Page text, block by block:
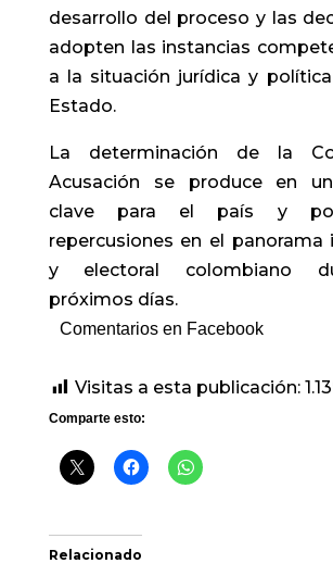
desarrollo del proceso y las
adopten las instancias
a la situación jurídica y
Estado.
La determinación de la
Acusación se produce en
clave para el país y
repercusiones en el panorama
y electoral colombiano
próximos días.
Comentarios en Facebook
Visitas a esta publicación:
Comparte esto:
Relacionado